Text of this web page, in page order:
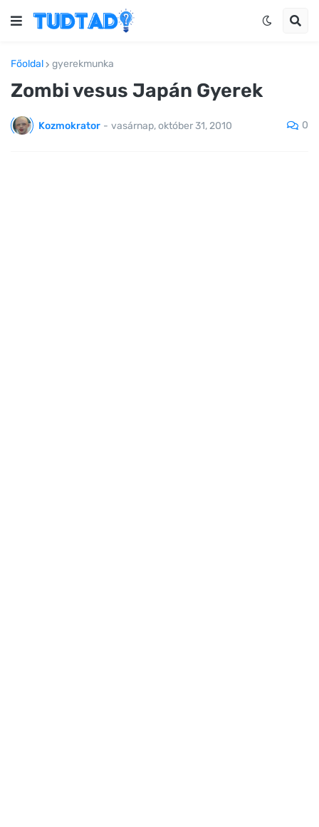
Főoldal gyerekmunka
Zombi vesus Japán Gyerek
Kozmokrator - vasárnap, október 31, 2010 0